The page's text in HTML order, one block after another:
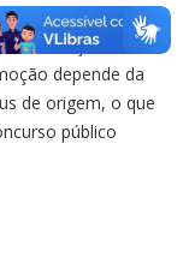
e foi ocupada
a liberação da
depende da
de origem, o que
público